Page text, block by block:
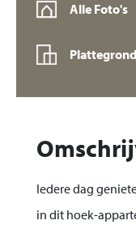
Alle Foto's
Iedere dag
in dit hoek-